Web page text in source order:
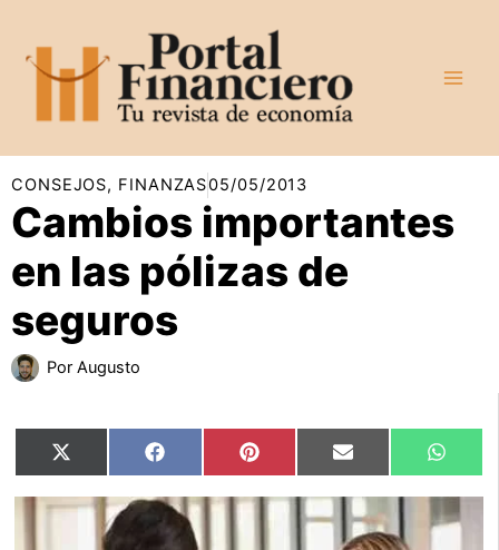
contenido
CONSEJOS, FINANZAS05/05/2013
Cambios importantes
en las pólizas de
seguros
Por Augusto
Compartir
en
X
(Twitter)
Compartir
en
Facebook Compartir
en
Pinterest Compartir
en
Email
en